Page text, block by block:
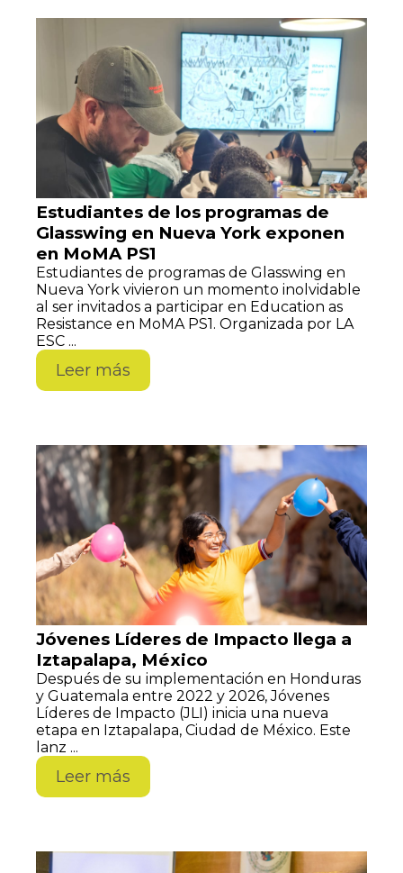
Estudiantes de los programas de
Glasswing en Nueva York exponen
en MoMA PS1
Estudiantes de programas de Glasswing en
Nueva York vivieron un momento inolvidable
al ser invitados a participar en Education as
Resistance en MoMA PS1. Organizada por LA
ESC ...
Leer más
Jóvenes Líderes de Impacto llega a
Iztapalapa, México
Después de su implementación en Honduras
y Guatemala entre 2022 y 2026, Jóvenes
Líderes de Impacto (JLI) inicia una nueva
etapa en Iztapalapa, Ciudad de México. Este
lanz ...
Leer más